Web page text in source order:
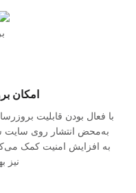
امکان
با فعال بودن قابلیت
به‌محض انتشار روی سایت
به افزایش امنیت کمک
نیز